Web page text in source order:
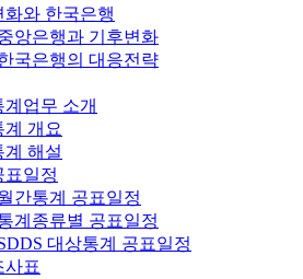
화와 한국은행
앙은행과 기후변화
국은행의 대응전략
계업무 소개
계 개요
계 해설
표일정
간통계 공표일정
계종류별 공표일정
대상통계 공표일정
사표